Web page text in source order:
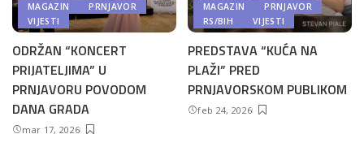
MAGAZIN
PRNJAVOR
VIJESTI
ODRŽAN “KONCERT
PRIJATELJIMA” U
PRNJAVORU POVODOM
DANA GRADA
mar 17, 2026
MAGAZIN
PRNJAVOR
RS/BIH
VIJESTI
PREDSTAVA “KUĆA NA
PLAŽI” PRED
PRNJAVORSKOM PUBLIKOM
feb 24, 2026